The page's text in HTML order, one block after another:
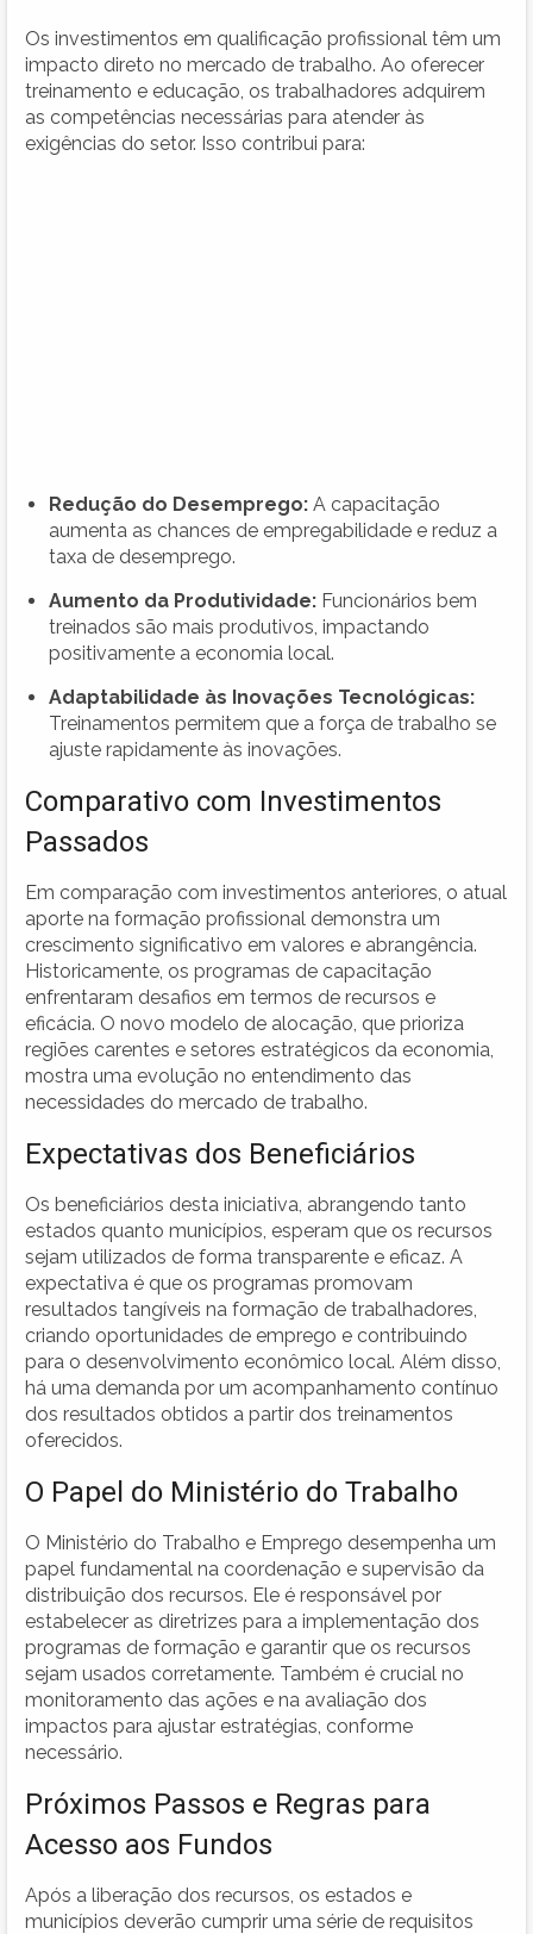
Os investimentos em qualificação profissional têm um
impacto direto no mercado de trabalho. Ao oferecer
treinamento e educação, os trabalhadores adquirem
as competências necessárias para atender às
exigências do setor. Isso contribui para:
Redução do Desemprego: A capacitação
aumenta as chances de empregabilidade e reduz a
taxa de desemprego.
Aumento da Produtividade: Funcionários bem
treinados são mais produtivos, impactando
positivamente a economia local.
Adaptabilidade às Inovações Tecnológicas:
Treinamentos permitem que a força de trabalho se
ajuste rapidamente às inovações.
Comparativo com Investimentos
Passados
Em comparação com investimentos anteriores, o atual
aporte na formação profissional demonstra um
crescimento significativo em valores e abrangência.
Historicamente, os programas de capacitação
enfrentaram desafios em termos de recursos e
eficácia. O novo modelo de alocação, que prioriza
regiões carentes e setores estratégicos da economia,
mostra uma evolução no entendimento das
necessidades do mercado de trabalho.
Expectativas dos Beneficiários
Os beneficiários desta iniciativa, abrangendo tanto
estados quanto municípios, esperam que os recursos
sejam utilizados de forma transparente e eficaz. A
expectativa é que os programas promovam
resultados tangíveis na formação de trabalhadores,
criando oportunidades de emprego e contribuindo
para o desenvolvimento econômico local. Além disso,
há uma demanda por um acompanhamento contínuo
dos resultados obtidos a partir dos treinamentos
oferecidos.
O Papel do Ministério do Trabalho
O Ministério do Trabalho e Emprego desempenha um
papel fundamental na coordenação e supervisão da
distribuição dos recursos. Ele é responsável por
estabelecer as diretrizes para a implementação dos
programas de formação e garantir que os recursos
sejam usados corretamente. Também é crucial no
monitoramento das ações e na avaliação dos
impactos para ajustar estratégias, conforme
necessário.
Próximos Passos e Regras para
Acesso aos Fundos
Após a liberação dos recursos, os estados e
municípios deverão cumprir uma série de requisitos